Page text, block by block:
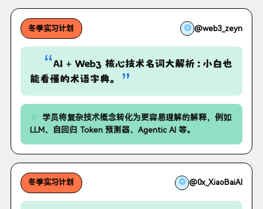
冬季实习计划 ◎ @web3_zeyn
AI + Web3 核心技术名词大解析：小白也
能看懂的术语字典。
”
学员将复杂技术概念转化为更容易理解的解释，例如
LLM、自回归 Token 预测器、Agentic AI 等。
冬季实习计划 ◎ @0x_XiaoBaiAI